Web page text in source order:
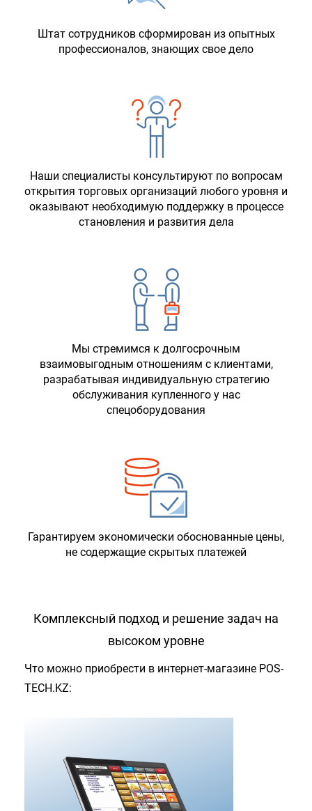
Штат сотрудников сформирован из опытных
профессионалов, знающих свое дело
Наши специалисты консультируют по вопросам
открытия торговых организаций любого уровня и
оказывают необходимую поддержку в процессе
становления и развития дела
Мы стремимся к долгосрочным
взаимовыгодным отношениям с клиентами,
разрабатывая индивидуальную стратегию
обслуживания купленного у нас
спецоборудования
Гарантируем экономически обоснованные цены,
не содержащие скрытых платежей
Комплексный подход и решение задач на
высоком уровне
Что можно приобрести в интернет-магазине POS-
TECH.KZ: